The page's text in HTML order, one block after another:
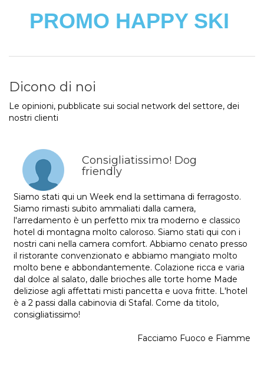
PROMO HAPPY SKI
Dicono di noi
Le opinioni, pubblicate sui social network del settore, dei
nostri clienti
Consigliatissimo! Dog
friendly
Siamo stati qui un Week end la settimana di ferragosto.
Siamo rimasti subito ammaliati dalla camera,
l'arredamento è un perfetto mix tra moderno e classico
hotel di montagna molto caloroso. Siamo stati qui con i
nostri cani nella camera comfort. Abbiamo cenato presso
il ristorante convenzionato e abbiamo mangiato molto
molto bene e abbondantemente. Colazione ricca e varia
dal dolce al salato, dalle brioches alle torte home Made
deliziose agli affettati misti pancetta e uova fritte. L'hotel
è a 2 passi dalla cabinovia di Stafal. Come da titolo,
consigliatissimo!
Facciamo Fuoco e Fiamme